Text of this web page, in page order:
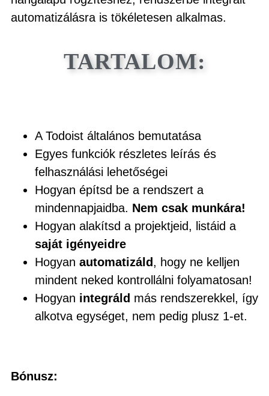
automatizálásra is tökéletesen alkalmas.
TARTALOM:
A Todoist általános bemutatása
Egyes funkciók részletes leírás és
felhasználási lehetőségei
Hogyan építsd be a rendszert a
mindennapjaidba. Nem csak munkára!
Hogyan alakítsd a projektjeid, listáid a
saját igényeidre
Hogyan automatizáld, hogy ne kelljen
mindent neked kontrollálni folyamatosan!
Hogyan integráld más rendszerekkel, így
alkotva egységet, nem pedig plusz 1-et.
Bónusz: